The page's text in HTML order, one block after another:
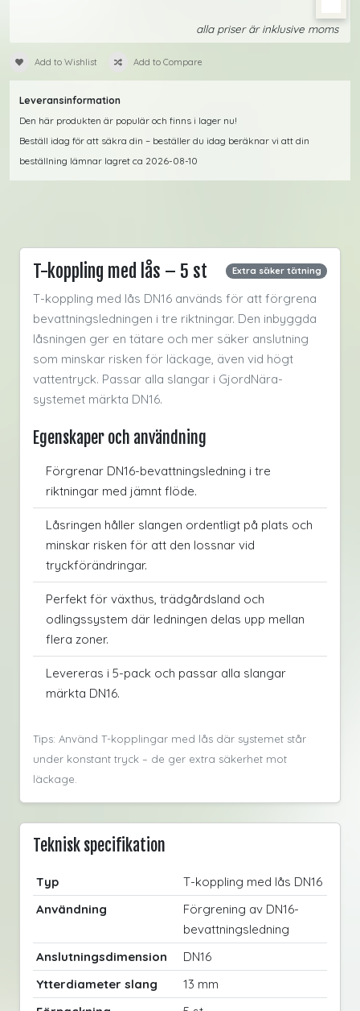
alla priser är inklusive moms
Add to Wishlist Add to Compare
Leveransinformation
Den här produkten är populär och finns i lager nu!
Beställ idag för att säkra din – beställer du idag beräknar vi att din
beställning lämnar lagret ca 2026-08-10
T-koppling med lås – 5 st Extra säker tätning
T-koppling med lås DN16 används för att förgrena
bevattningsledningen i tre riktningar. Den inbyggda
låsningen ger en tätare och mer säker anslutning
som minskar risken för läckage, även vid högt
vattentryck. Passar alla slangar i GjordNära-
systemet märkta DN16.
Egenskaper och användning
Förgrenar DN16-bevattningsledning i tre
riktningar med jämnt flöde.
Låsringen håller slangen ordentligt på plats och
minskar risken för att den lossnar vid
tryckförändringar.
Perfekt för växthus, trädgårdsland och
odlingssystem där ledningen delas upp mellan
flera zoner.
Levereras i 5-pack och passar alla slangar
märkta DN16.
Tips: Använd T-kopplingar med lås där systemet står
under konstant tryck – de ger extra säkerhet mot
läckage.
Teknisk specifikation
Typ
T-koppling med lås DN16
Användning
Förgrening av DN16-
bevattningsledning
Anslutningsdimension
DN16
Ytterdiameter slang
13 mm